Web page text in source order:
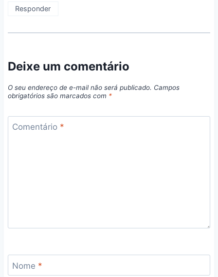
Responder
Deixe um comentário
O seu endereço de e-mail não será publicado. Campos
obrigatórios são marcados com *
Comentário *
Nome *